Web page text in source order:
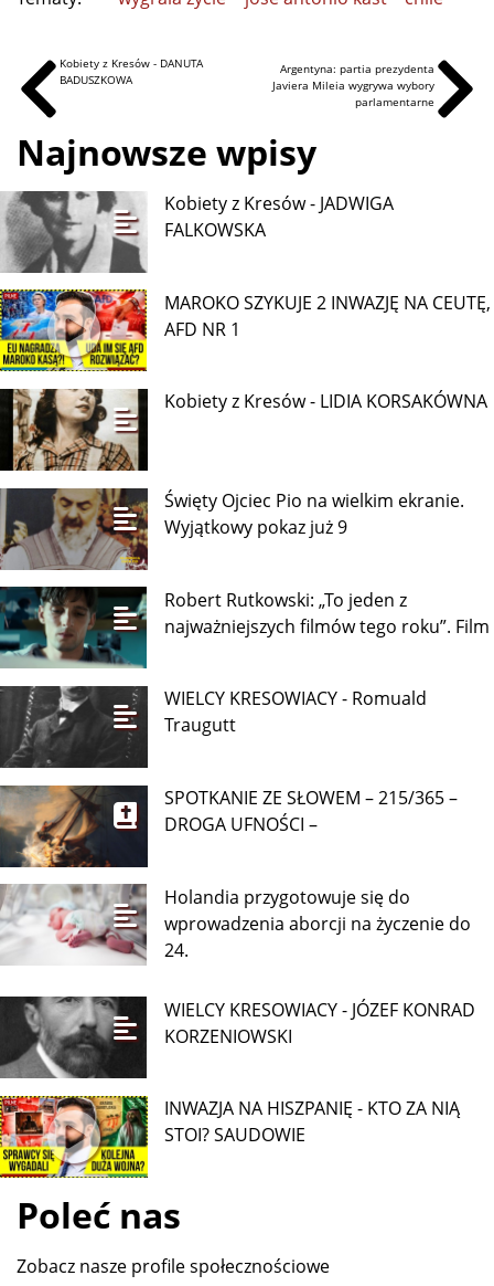
Kobiety z Kresów - DANUTA
BADUSZKOWA
Argentyna: partia prezydenta
Javiera Mileia wygrywa wybory
parlamentarne
Najnowsze wpisy
Kobiety z Kresów - JADWIGA
FALKOWSKA
MAROKO SZYKUJE 2 INWAZJĘ NA CEUTĘ,
AFD NR 1
Kobiety z Kresów - LIDIA KORSAKÓWNA
Święty Ojciec Pio na wielkim ekranie.
Wyjątkowy pokaz już 9
Robert Rutkowski: „To jeden z
najważniejszych filmów tego roku”. Film
WIELCY KRESOWIACY - Romuald
Traugutt
SPOTKANIE ZE SŁOWEM – 215/365 –
DROGA UFNOŚCI –
Holandia przygotowuje się do
wprowadzenia aborcji na życzenie do
24.
WIELCY KRESOWIACY - JÓZEF KONRAD
KORZENIOWSKI
INWAZJA NA HISZPANIĘ - KTO ZA NIĄ
STOI? SAUDOWIE
Poleć nas
Zobacz nasze profile społecznościowe